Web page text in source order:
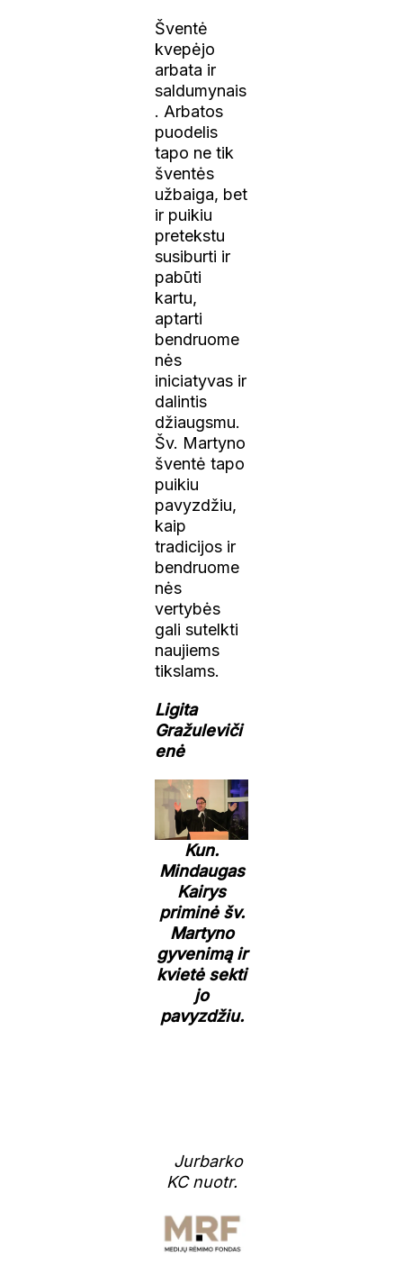
Šventė
kvepėjo
arbata ir
saldumynais
. Arbatos
puodelis
tapo ne tik
šventės
užbaiga, bet
ir puikiu
pretekstu
susiburti ir
pabūti
kartu,
aptarti
bendruome
nės
iniciatyvas ir
dalintis
džiaugsmu.
Šv. Martyno
šventė tapo
puikiu
pavyzdžiu,
kaip
tradicijos ir
bendruome
nės
vertybės
gali sutelkti
naujiems
tikslams.
Ligita
Gražuleviči
enė
Kun.
Mindaugas
Kairys
priminė šv.
Martyno
gyvenimą ir
kvietė sekti
jo
pavyzdžiu.
Jurbarko
KC nuotr.